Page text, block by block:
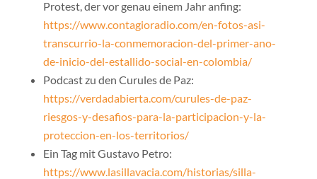
Protest, der vor genau einem Jahr anfing:
https://www.contagioradio.com/en-fotos-asi-
transcurrio-la-conmemoracion-del-primer-ano-
de-inicio-del-estallido-social-en-colombia/
Podcast zu den Curules de Paz:
https://verdadabierta.com/curules-de-paz-
riesgos-y-desafios-para-la-participacion-y-la-
proteccion-en-los-territorios/
Ein Tag mit Gustavo Petro:
https://www.lasillavacia.com/historias/silla-